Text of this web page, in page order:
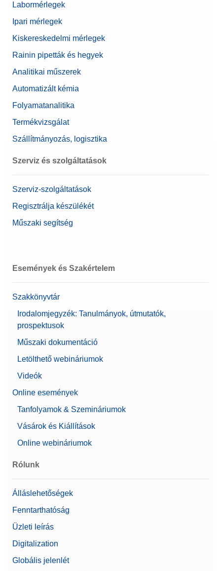
Labormérlegek
Ipari mérlegek
Kiskereskedelmi mérlegek
Rainin pipetták és hegyek
Analitikai műszerek
Automatizált kémia
Folyamatanalitika
Termékvizsgálat
Szállítmányozás, logisztika
Szerviz és szolgáltatások
Szerviz-szolgáltatások
Regisztrálja készülékét
Műszaki segítség
Események és Szakértelem
Szakkönyvtár
Irodalomjegyzék: Tanulmányok, útmutatók,
prospektusok
Műszaki dokumentáció
Letölthető webináriumok
Videók
Online események
Tanfolyamok & Szemináriumok
Vásárok és Kiállítások
Online webináriumok
Rólunk
Álláslehetőségek
Fenntarthatóság
Üzleti leírás
Digitalization
Globális jelenlét